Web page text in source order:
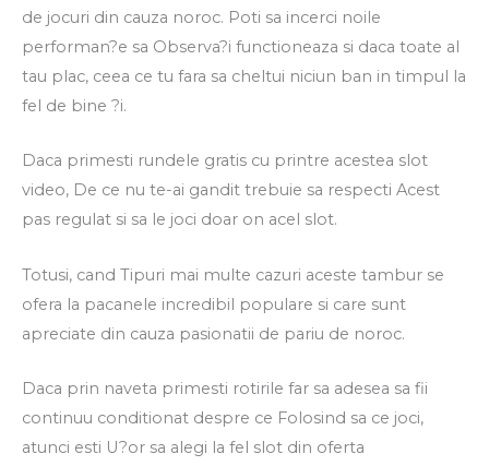
de jocuri din cauza noroc. Poti sa incerci noile
performan?e sa Observa?i functioneaza si daca toate al
tau plac, ceea ce tu fara sa cheltui niciun ban in timpul la
fel de bine ?i.
Daca primesti rundele gratis cu printre acestea slot
video, De ce nu te-ai gandit trebuie sa respecti Acest
pas regulat si sa le joci doar on acel slot.
Totusi, cand Tipuri mai multe cazuri aceste tambur se
ofera la pacanele incredibil populare si care sunt
apreciate din cauza pasionatii de pariu de noroc.
Daca prin naveta primesti rotirile far sa adesea sa fii
continuu conditionat despre ce Folosind sa ce joci,
atunci esti U?or sa alegi la fel slot din oferta